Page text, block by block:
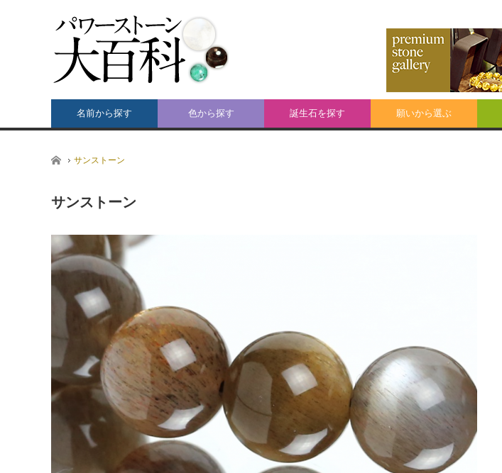
名前から探す 色から探す 誕生石を探す 願いから選ぶ
ホームサンストーン
サンストーン